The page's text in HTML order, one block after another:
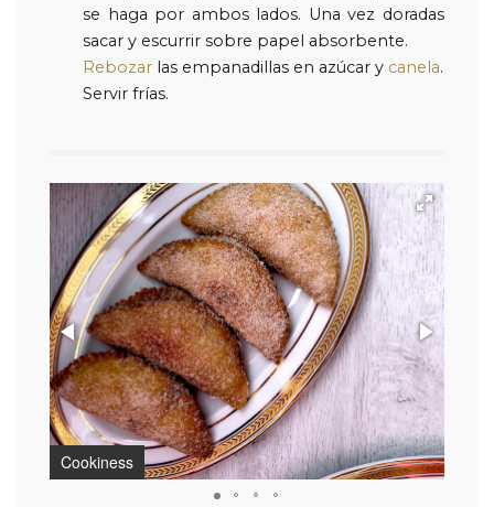
se haga por ambos lados. Una vez doradas
sacar y escurrir sobre papel absorbente.
Rebozar las empanadillas en azúcar y canela.
Servir frías.
Cookiness